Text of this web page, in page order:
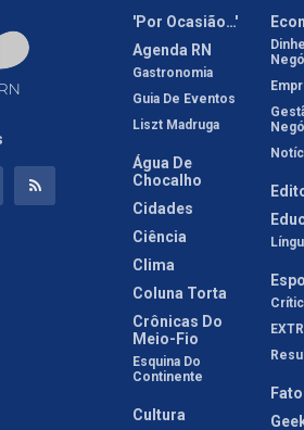
'Por Ocasião…'
Agenda RN
Gastronomia
Guia De Eventos
Liszt Madruga
Água De
Chocalho
Cidades
Ciência
Clima
Coluna Torta
Crônicas Do
Meio-Fio
Esquina Do
Continente
Cultura